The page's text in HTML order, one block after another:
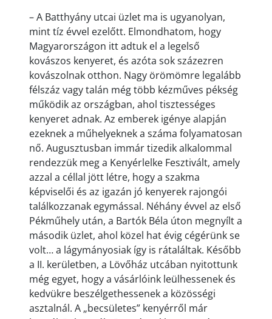
– A Batthyány utcai üzlet ma is ugyanolyan,
mint tíz évvel ezelőtt. Elmondhatom, hogy
Magyarországon itt adtuk el a legelső
kovászos kenyeret, és azóta sok százezren
kovászolnak otthon. Nagy örömömre legalább
félszáz vagy talán még több kézműves pékség
működik az országban, ahol tisztességes
kenyeret adnak. Az emberek igénye alapján
ezeknek a műhelyeknek a száma folyamatosan
nő. Augusztusban immár tizedik alkalommal
rendezzük meg a Kenyérlelke Fesztivált, amely
azzal a céllal jött létre, hogy a szakma
képviselői és az igazán jó kenyerek rajongói
találkozzanak egymással. Néhány évvel az első
Pékműhely után, a Bartók Béla úton megnyílt a
második üzlet, ahol közel hat évig cégérünk se
volt… a lágymányosiak így is rátaláltak. Később
a II. kerületben, a Lövőház utcában nyitottunk
még egyet, hogy a vásárlóink leülhessenek és
kedvükre beszélgethessenek a közösségi
asztalnál. A „becsületes” kenyérről már